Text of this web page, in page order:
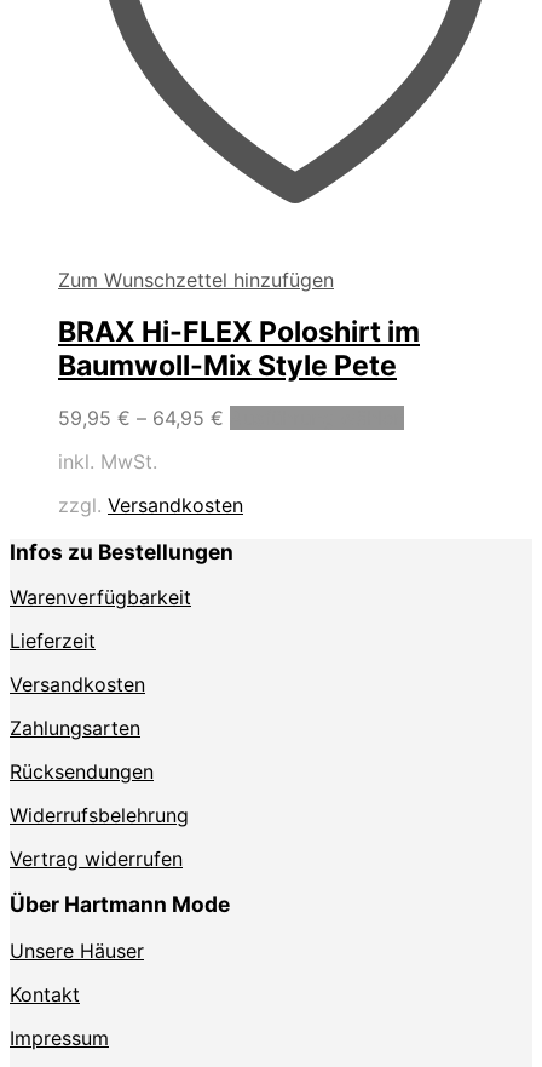
Zum Wunschzettel hinzufügen
BRAX Hi-FLEX Poloshirt im
Baumwoll-Mix Style Pete
59,95 € – 64,95 €
inkl. MwSt.
zzgl. Versandkosten
Infos zu Bestellungen
Warenverfügbarkeit
Lieferzeit
Versandkosten
Zahlungsarten
Rücksendungen
Widerrufsbelehrung
Vertrag widerrufen
Über Hartmann Mode
Unsere Häuser
Kontakt
Impressum